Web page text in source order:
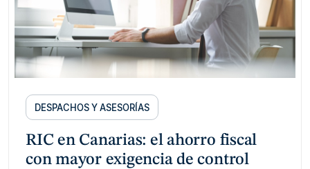
DESPACHOS Y ASESORÍAS
RIC en Canarias: el ahorro fiscal
con mayor exigencia de control